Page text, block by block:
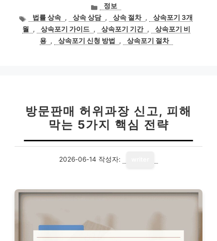
카
테
고
리
정보
태
그
법률 상속 , 상속 상담 , 상속 절차 ,
상속포기 3개
월
, 상속포기 가이드 , 상속포기 기간 ,
상속포기 비
용 , 상속포기 신청 방법 , 상속포기 절차
방문판매 허위과장 신고, 피해
막는 5가지 핵심 전략
2026-06-14 작성자: